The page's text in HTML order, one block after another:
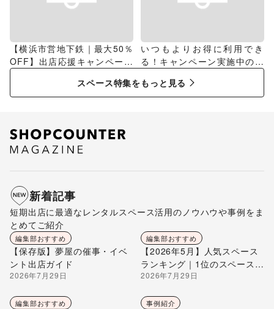
【横浜市営地下鉄｜最大50％
OFF】出店応援キャンペーン
特集
いつもよりお得に利用でき
る！キャンペーン実施中のス
スペース特集をもっと見る
新着記事
短期出店に最適なレンタルスペース活用のノウハウや事例をま
とめてご紹介
編集部おすすめ
【保存版】夢屋の催事・イベ
ント出店ガイド
2026年7月29日
編集部おすすめ
【2026年5月】人気スペース
ランキング｜1位のスペースを
編集部が解説
2026年7月29日
編集部おすすめ 事例紹介